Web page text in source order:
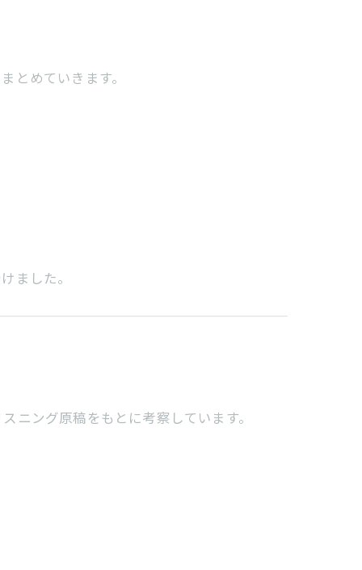
とめていきます。
ました。
ニング原稿をもとに考察しています。